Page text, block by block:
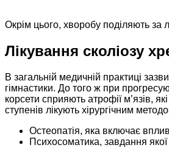
Окрім цього, хворобу поділяють за
Лікування сколіозу
В загальній медичній практиці
гімнастики. До того ж при
корсети сприяють атрофії м’язів,
ступенів лікують хірургічним
Остеопатія, яка включає
Психосоматика, завдання якої